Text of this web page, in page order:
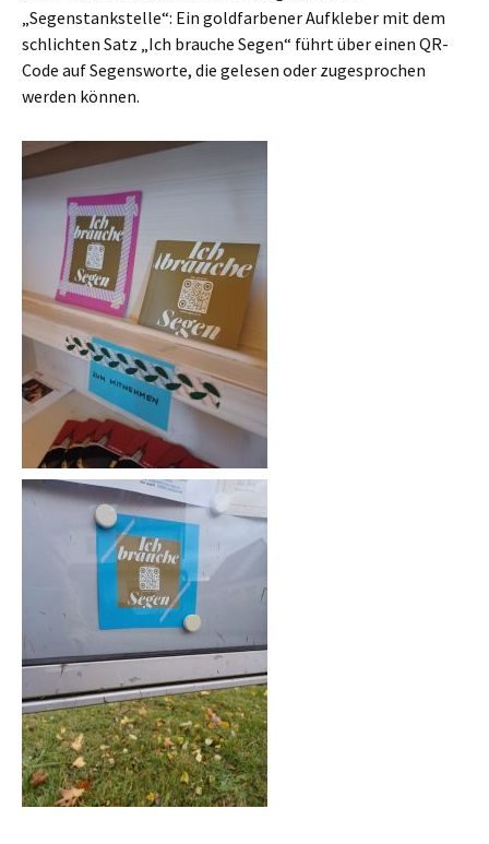
„Segenstankstelle“: Ein goldfarbener Aufkleber mit dem
schlichten Satz „Ich brauche Segen“ führt über einen QR-
Code auf Segensworte, die gelesen oder zugesprochen
werden können.